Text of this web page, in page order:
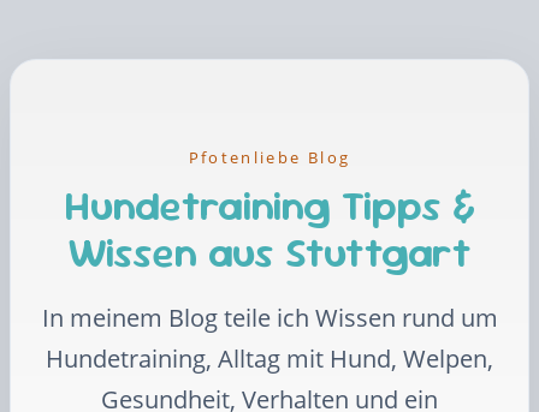
Pfotenliebe Blog
Hundetraining Tipps &
Wissen aus Stuttgart
In meinem Blog teile ich Wissen rund um
Hundetraining, Alltag mit Hund, Welpen,
Gesundheit, Verhalten und ein